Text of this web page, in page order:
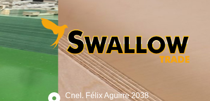
Cnel. Félix Aguirre 2038